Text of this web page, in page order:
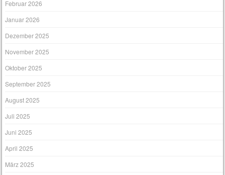
Februar 2026
Januar 2026
Dezember 2025
November 2025
Oktober 2025
September 2025
August 2025
Juli 2025
Juni 2025
April 2025
März 2025